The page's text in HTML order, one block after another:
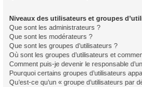
Niveaux des utilisateurs et groupes
Que sont les administrateurs ?
Que sont les modérateurs ?
Que sont les groupes d’utilisateurs ?
Où sont les groupes d’utilisateurs et
Comment puis-je devenir le responsable
Pourquoi certains groupes d’utilisateurs
Qu’est-ce qu’un « groupe d’utilisateurs par